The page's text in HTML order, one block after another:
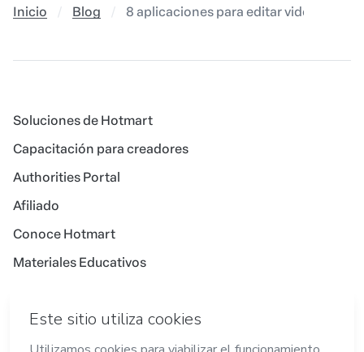
Inicio Blog 8 aplicaciones para editar videos y
Soluciones de Hotmart
Capacitación para creadores
Authorities Portal
Afiliado
Conoce Hotmart
Materiales Educativos